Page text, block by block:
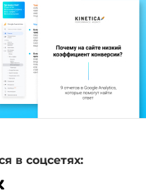
в соцсетях: